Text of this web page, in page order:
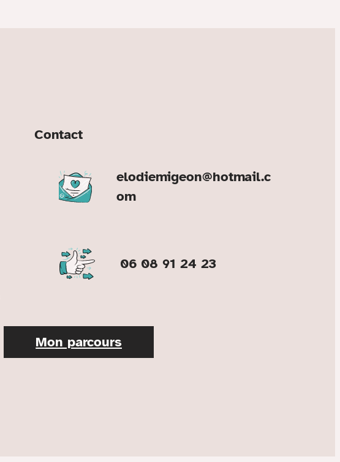
Contact
elodiemigeon@hotmail.c
om
06 08 91 24 23
Mon parcours